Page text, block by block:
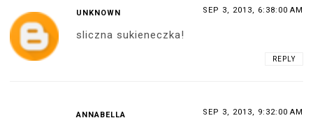
UNKNOWN SEP 3, 2013, 6:38:00 AM
sliczna sukieneczka!
REPLY
ANNABELLA SEP 3, 2013, 9:32:00 AM